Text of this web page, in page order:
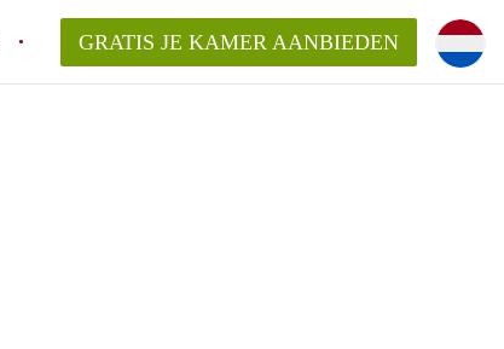
GRATIS JE KAMER AANBIEDEN